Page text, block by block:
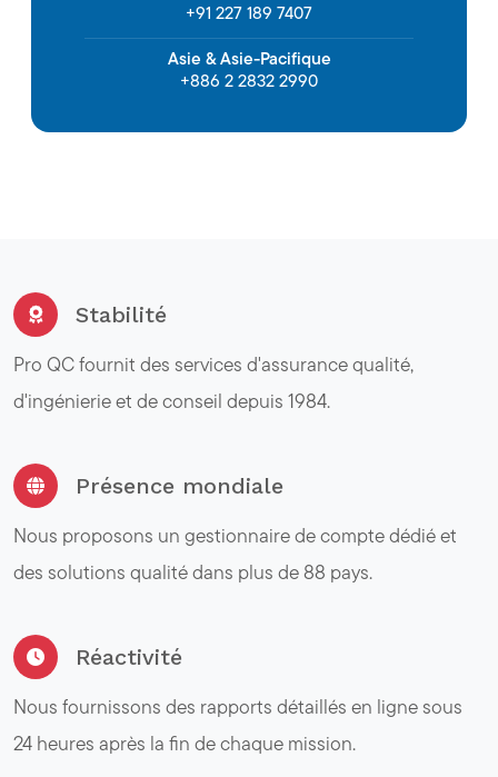
+91 227 189 7407
Asie & Asie-Pacifique
+886 2 2832 2990
Stabilité
Pro QC fournit des services d'assurance qualité,
d'ingénierie et de conseil depuis 1984.
Présence mondiale
Nous proposons un gestionnaire de compte dédié et
des solutions qualité dans plus de 88 pays.
Réactivité
Nous fournissons des rapports détaillés en ligne sous
24 heures après la fin de chaque mission.